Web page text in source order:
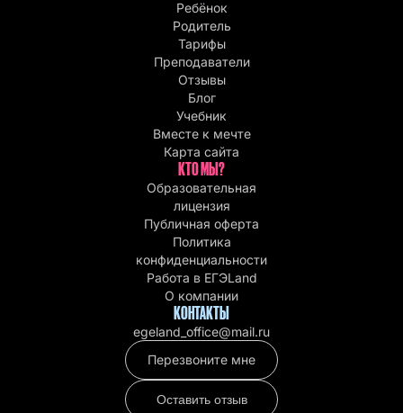
Ребёнок
Родитель
Тарифы
Преподаватели
Отзывы
Блог
Учебник
Вместе к мечте
Карта сайта
КТО МЫ?
Образовательная
лицензия
Публичная оферта
Политика
конфиденциальности
Работа в EГЭLand
О компании
КОНТАКТЫ
egeland_office@mail.ru
Перезвоните мне
Оставить отзыв